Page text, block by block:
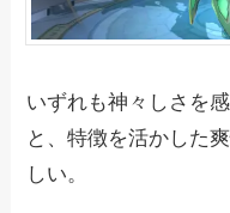
いずれも神々しさを
と、特徴を活かした
しい。